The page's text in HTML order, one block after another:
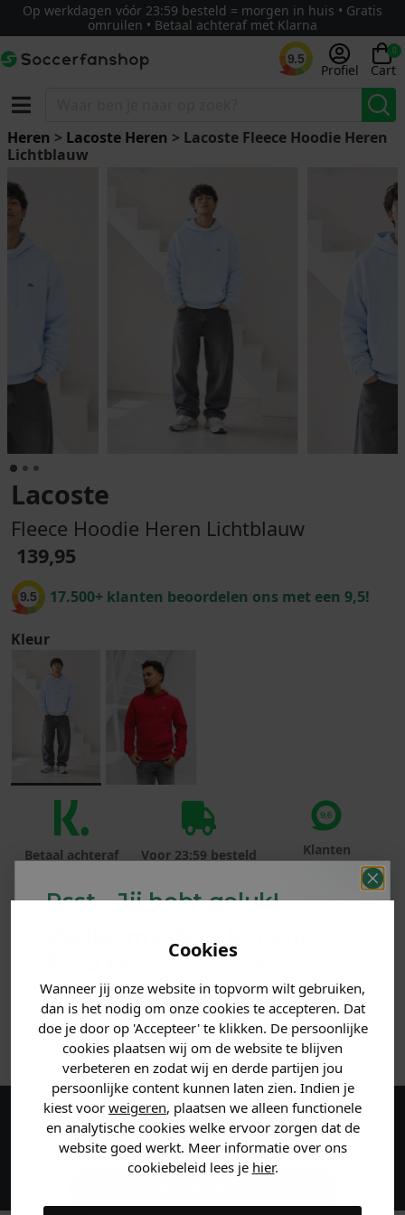
Cookies
Wanneer jij onze website in topvorm wilt gebruiken,
dan is het nodig om onze cookies te accepteren. Dat
doe je door op 'Accepteer' te klikken. De persoonlijke
cookies plaatsen wij om de website te blijven
verbeteren en zodat wij en derde partijen jou
persoonlijke content kunnen laten zien. Indien je
kiest voor weigeren, plaatsen we alleen functionele
en analytische cookies welke ervoor zorgen dat de
website goed werkt. Meer informatie over ons
cookiebeleid lees je hier.
Op werkdagen vóór 23:59 besteld = morgen in huis • Gratis
omruilen • Betaal achteraf met Klarna
9.5
Profiel
0
Cart
Heren > Lacoste Heren > Lacoste Fleece Hoodie Heren
Lichtblauw
Lacoste
Fleece Hoodie Heren Lichtblauw
139,95
9.5 17.500+ klanten beoordelen ons met een 9,5!
Kleur
Betaal achteraf
Voor 23:59 besteld
Klanten
beoordelen ons
met een 9,6!
MATERIAAL & WASVOORSCHRIFT
ANDERE BESTELDEN OOK
Maak een account aan en ontvang 5%
korting op je eerste bestelling!
Psst... Jij hebt geluk!
Welke mystery
krijg jij? (Tot-30%
Vertel ons waar je naar op
zoek bent. 👇
Heren kleding
Dames kleding